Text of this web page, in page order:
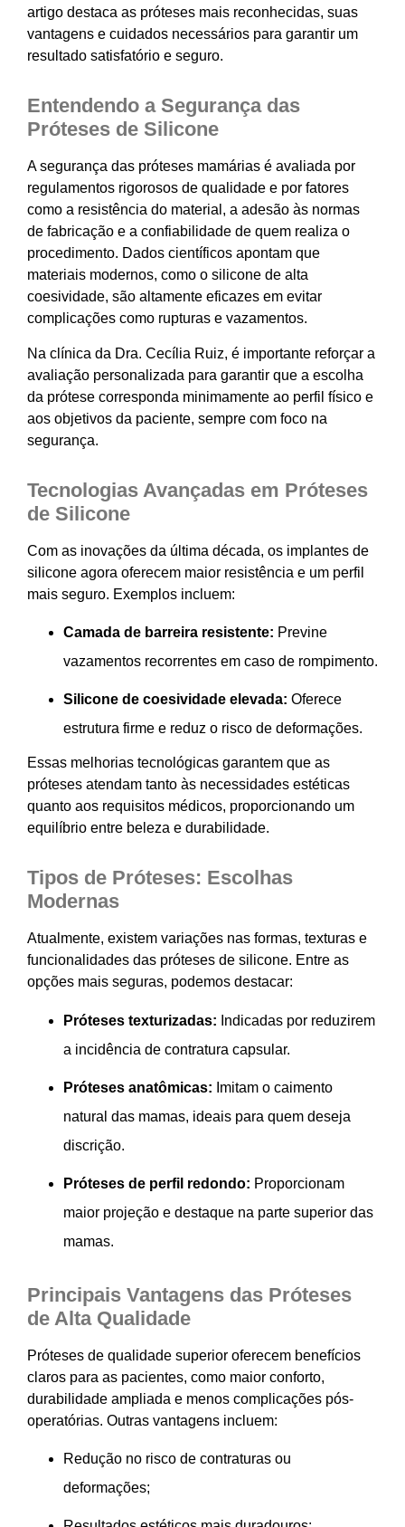
artigo destaca as próteses mais reconhecidas, suas
vantagens e cuidados necessários para garantir um
resultado satisfatório e seguro.
Entendendo a Segurança das
Próteses de Silicone
A segurança das próteses mamárias é avaliada por
regulamentos rigorosos de qualidade e por fatores
como a resistência do material, a adesão às normas
de fabricação e a confiabilidade de quem realiza o
procedimento. Dados científicos apontam que
materiais modernos, como o silicone de alta
coesividade, são altamente eficazes em evitar
complicações como rupturas e vazamentos.
Na clínica da Dra. Cecília Ruiz, é importante reforçar a
avaliação personalizada para garantir que a escolha
da prótese corresponda minimamente ao perfil físico e
aos objetivos da paciente, sempre com foco na
segurança.
Tecnologias Avançadas em Próteses
de Silicone
Com as inovações da última década, os implantes de
silicone agora oferecem maior resistência e um perfil
mais seguro. Exemplos incluem:
Camada de barreira resistente: Previne
vazamentos recorrentes em caso de rompimento.
Silicone de coesividade elevada: Oferece
estrutura firme e reduz o risco de deformações.
Essas melhorias tecnológicas garantem que as
próteses atendam tanto às necessidades estéticas
quanto aos requisitos médicos, proporcionando um
equilíbrio entre beleza e durabilidade.
Tipos de Próteses: Escolhas
Modernas
Atualmente, existem variações nas formas, texturas e
funcionalidades das próteses de silicone. Entre as
opções mais seguras, podemos destacar:
Próteses texturizadas: Indicadas por reduzirem
a incidência de contratura capsular.
Próteses anatômicas: Imitam o caimento
natural das mamas, ideais para quem deseja
discrição.
Próteses de perfil redondo: Proporcionam
maior projeção e destaque na parte superior das
mamas.
Principais Vantagens das Próteses
de Alta Qualidade
Próteses de qualidade superior oferecem benefícios
claros para as pacientes, como maior conforto,
durabilidade ampliada e menos complicações pós-
operatórias. Outras vantagens incluem:
Redução no risco de contraturas ou
deformações;